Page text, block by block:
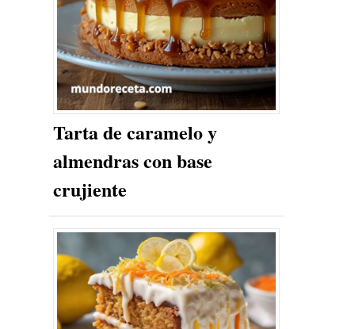
Tarta de caramelo y
almendras con base
crujiente